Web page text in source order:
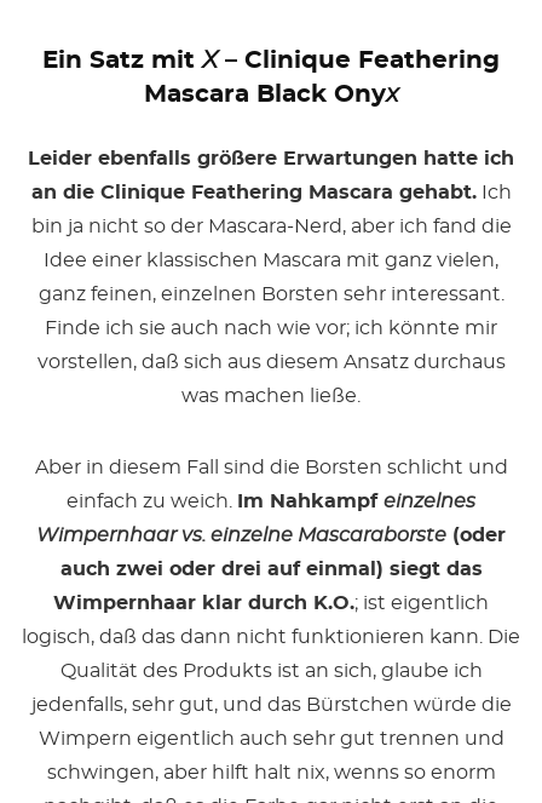
Ein Satz mitX– Clinique Feathering
Mascara Black Onyx
Leider ebenfalls größere Erwartungen hatte ich
an die Clinique Feathering Mascara gehabt.Ich
bin ja nicht so der Mascara-Nerd, aber ich fand die
Idee einer klassischen Mascara mit ganz vielen,
ganz feinen, einzelnen Borsten sehr interessant.
Finde ich sie auch nach wie vor; ich könnte mir
vorstellen, daß sich aus diesem Ansatz durchaus
was machen ließe.
Aber in diesem Fall sind die Borsten schlicht und
einfach zu weich.
Im Nahkampf einzelnes
Wimpernhaar vs. einzelne Mascaraborste (oder
auch zwei oder drei auf einmal) siegt das
Wimpernhaar klar durch K.O.; ist eigentlich
logisch, daß das dann nicht funktionieren kann. Die
Qualität des Produkts ist an sich, glaube ich
jedenfalls, sehr gut, und das Bürstchen würde die
Wimpern eigentlich auch sehr gut trennen und
schwingen, aber hilft halt nix, wenns so enorm